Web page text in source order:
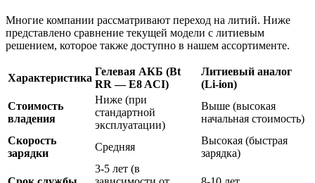
Многие компании рассматривают переход на литий. Ниже
представлено сравнение текущей модели с литиевым
решением, которое также доступно в нашем ассортименте.
Характеристика
Гелевая АКБ (Bt
RR — E8 ACI)
Литиевый аналог
(Li-ion)
Стоимость
владения
Ниже (при
стандартной
эксплуатации)
Выше (высокая
начальная стоимость)
Скорость
зарядки
Средняя
Высокая (быстрая
зарядка)
3-5 лет (в